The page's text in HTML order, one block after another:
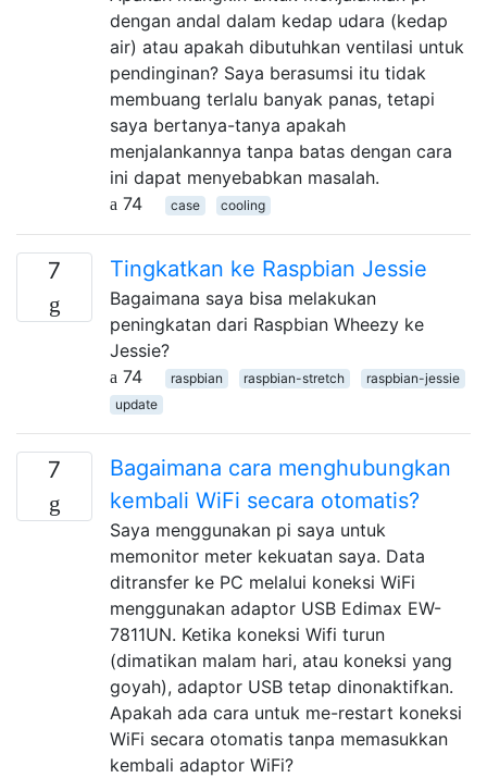
dengan andal dalam kedap udara (kedap
air) atau apakah dibutuhkan ventilasi untuk
pendinginan? Saya berasumsi itu tidak
membuang terlalu banyak panas, tetapi
saya bertanya-tanya apakah
menjalankannya tanpa batas dengan cara
ini dapat menyebabkan masalah.
74
case cooling
7 Tingkatkan ke Raspbian Jessie
Bagaimana saya bisa melakukan
peningkatan dari Raspbian Wheezy ke
Jessie?
74
raspbian raspbian-stretch
raspbian-jessie
update
7
Bagaimana cara menghubungkan
kembali WiFi secara otomatis?
Saya menggunakan pi saya untuk
memonitor meter kekuatan saya. Data
ditransfer ke PC melalui koneksi WiFi
menggunakan adaptor USB Edimax EW-
7811UN. Ketika koneksi Wifi turun
(dimatikan malam hari, atau koneksi yang
goyah), adaptor USB tetap dinonaktifkan.
Apakah ada cara untuk me-restart koneksi
WiFi secara otomatis tanpa memasukkan
kembali adaptor WiFi?